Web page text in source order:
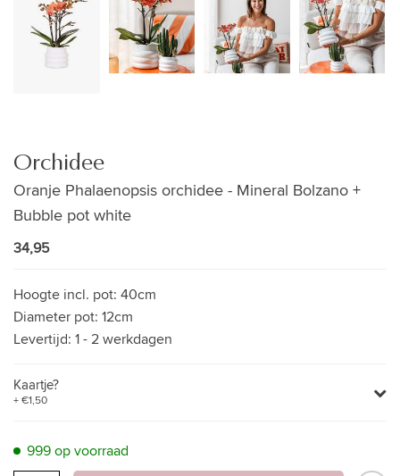
Orchidee
Oranje Phalaenopsis orchidee - Mineral Bolzano +
Bubble pot white
34,95
Hoogte incl. pot: 40cm
Diameter pot: 12cm
Levertijd: 1 - 2 werkdagen
Kaartje?
+ €1,50
999 op voorraad